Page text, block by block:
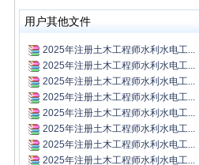
用户其他文件
2025年注册土木工程师水利水电工...
2025年注册土木工程师水利水电工...
2025年注册土木工程师水利水电工...
2025年注册土木工程师水利水电工...
2025年注册土木工程师水利水电工...
2025年注册土木工程师水利水电工...
2025年注册土木工程师水利水电工...
2025年注册土木工程师水利水电工...